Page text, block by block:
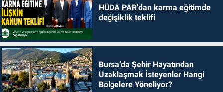
HÜDA PAR’dan karma eğitimde
değişiklik teklifi
Bursa’da Şehir Hayatından
Uzaklaşmak İsteyenler Hangi
Bölgelere Yöneliyor?